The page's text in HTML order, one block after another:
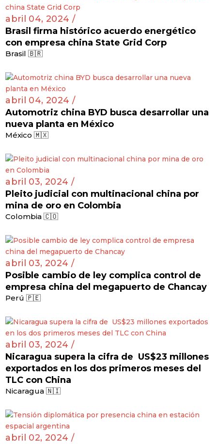
abril 04, 2024 /
Brasil firma histórico acuerdo energético
con empresa china State Grid Corp
Brasil 🇧🇷
abril 04, 2024 /
Automotriz china BYD busca desarrollar una
nueva planta en México
México 🇲🇽
abril 03, 2024 /
Pleito judicial con multinacional china por
mina de oro en Colombia
Colombia 🇨🇴
abril 03, 2024 /
Posible cambio de ley complica control de
empresa china del megapuerto de Chancay
Perú 🇵🇪
abril 03, 2024 /
Nicaragua supera la cifra de US$23 millones
exportados en los dos primeros meses del
TLC con China
Nicaragua 🇳🇮
abril 02, 2024 /